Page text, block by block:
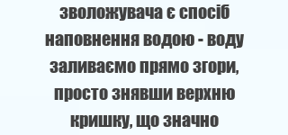
зволожувача є спосіб
наповнення водою - воду
заливаємо прямо згори,
просто знявши верхню
кришку, що значно